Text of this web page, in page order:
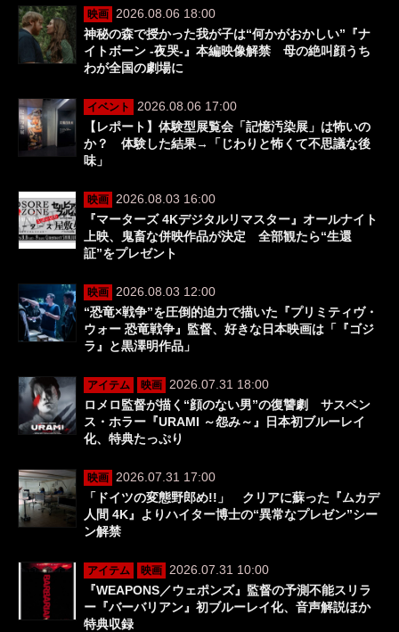
映画
2026.08.06 18:00
神秘の森で授かった我が子は“何かがおかしい”『ナ
イトボーン -夜哭-』本編映像解禁 母の絶叫顔うち
わが全国の劇場に
イベント
2026.08.06 17:00
【レポート】体験型展覧会「記憶汚染展」は怖いの
か？ 体験した結果→「じわりと怖くて不思議な後
味」
映画
2026.08.03 16:00
『マーターズ 4Kデジタルリマスター』オールナイト
上映、鬼畜な併映作品が決定 全部観たら“生還
証”をプレゼント
映画
2026.08.03 12:00
“恐竜×戦争”を圧倒的迫力で描いた『プリミティヴ・
ウォー 恐竜戦争』監督、好きな日本映画は「『ゴジ
ラ』と黒澤明作品」
アイテム 映画
2026.07.31 18:00
ロメロ監督が描く“顔のない男”の復讐劇 サスペン
ス・ホラー『URAMI ～怨み～』日本初ブルーレイ
化、特典たっぷり
映画
2026.07.31 17:00
「ドイツの変態野郎め!!」 クリアに蘇った『ムカデ
人間 4K』よりハイター博士の“異常なプレゼン”シー
ン解禁
アイテム 映画
2026.07.31 10:00
『WEAPONS／ウェポンズ』監督の予測不能スリラ
ー『バーバリアン』初ブルーレイ化、音声解説ほか
特典収録